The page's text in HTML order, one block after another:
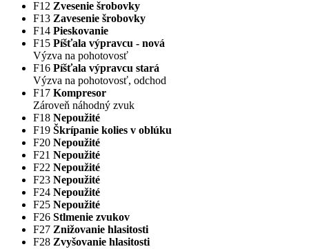
F12 Zvesenie šrobovky
F13 Zavesenie šrobovky
F14 Pieskovanie
F15 Píšťala výpravcu - nová
Výzva na pohotovosť
F16 Píšťala výpravcu stará
Výzva na pohotovosť, odchod
F17 Kompresor
Zároveň náhodný zvuk
F18 Nepoužité
F19 Škrípanie kolies v oblúku
F20 Nepoužité
F21 Nepoužité
F22 Nepoužité
F23 Nepoužité
F24 Nepoužité
F25 Nepoužité
F26 Stlmenie zvukov
F27 Znižovanie hlasitosti
F28 Zvyšovanie hlasitosti